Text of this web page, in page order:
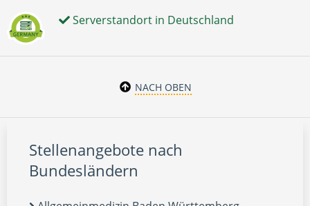
Serverstandort in Deutschland
NACH OBEN
Stellenangebote nach
Bundesländern